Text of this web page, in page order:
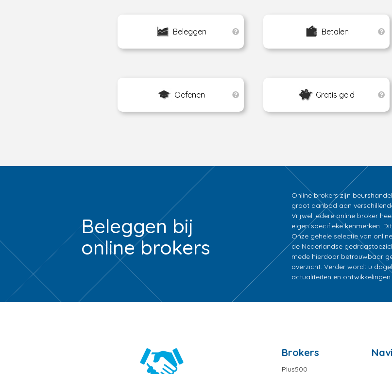
Beleggen Betalen
Oefenen Gratis geld
Beleggen bij
online brokers
Online brokers zijn
groot aanbod aan
Vrijwel iedere online broker
eigen specifieke kenmerken.
Onze gehele selectie van
de Nederlandse
mede hierdoor betrouwbaar
overzicht. Verder wordt u
actualiteiten en
Brokers
Plus500